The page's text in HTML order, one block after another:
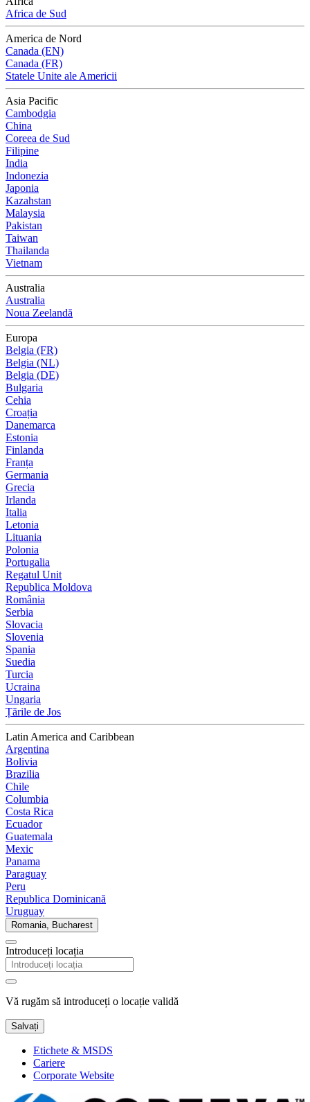
Africa de Sud
America de Nord
Canada (EN)
Canada (FR)
Statele Unite ale Americii
Asia Pacific
Cambodgia
China
Coreea de Sud
Filipine
India
Indonezia
Japonia
Kazahstan
Malaysia
Pakistan
Taiwan
Thailanda
Vietnam
Australia
Australia
Noua Zeelandă
Europa
Belgia (FR)
Belgia (NL)
Belgia (DE)
Bulgaria
Cehia
Croația
Danemarca
Estonia
Finlanda
Franța
Germania
Grecia
Irlanda
Italia
Letonia
Lituania
Polonia
Portugalia
Regatul Unit
Republica Moldova
România
Serbia
Slovacia
Slovenia
Spania
Suedia
Turcia
Ucraina
Ungaria
Țările de Jos
Latin America and Caribbean
Argentina
Bolivia
Brazilia
Chile
Columbia
Costa Rica
Ecuador
Guatemala
Mexic
Panama
Paraguay
Peru
Republica Dominicană
Uruguay
Romania, Bucharest
Introduceți locația
Vă rugăm să introduceți o locație validă
Salvați
Etichete & MSDS
Cariere
Corporate Website